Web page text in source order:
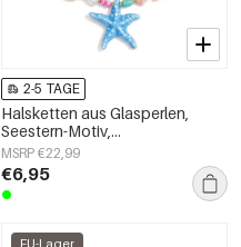
2-5 TAGE
Halsketten aus Glasperlen,
Seestern-Motiv,
Urlaubs-/Strand-Romantik-Serie,
Damenschmuck
MSRP €22,99
€6,95